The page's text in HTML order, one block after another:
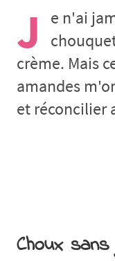
J
e n'ai
crème. Mais
amandes
et réconcilier
Choux